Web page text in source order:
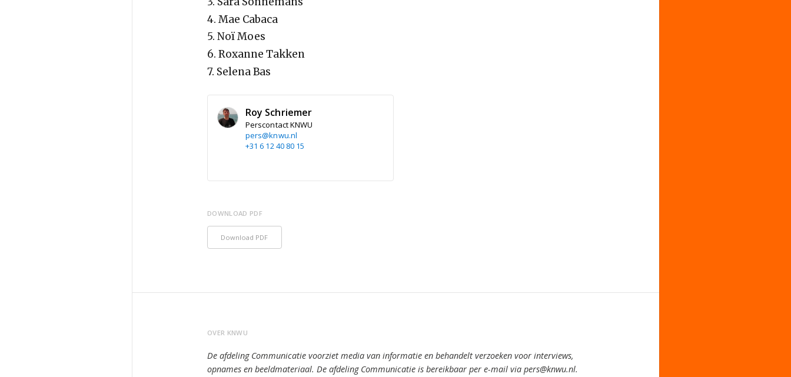
4. Mae Cabaca
5. Noï Moes
6. Roxanne Takken
7. Selena Bas
Roy Schriemer
Perscontact KNWU
pers@knwu.nl
+31 6 12 40 80 15
DOWNLOAD PDF
Download PDF
OVER KNWU
De afdeling Communicatie voorziet media van informatie en behandelt verzoeken voor interviews,
opnames en beeldmateriaal. De afdeling Communicatie is bereikbaar per e-mail via pers@knwu.nl.